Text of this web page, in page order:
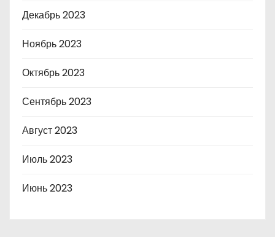
Декабрь 2023
Ноябрь 2023
Октябрь 2023
Сентябрь 2023
Август 2023
Июль 2023
Июнь 2023